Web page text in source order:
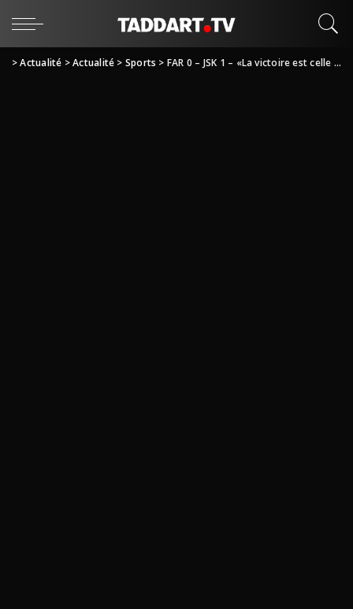
>Actualité >Actualité > Sports > FAR 0 – JSK 1 – «La victoire est celle de MELLAL»